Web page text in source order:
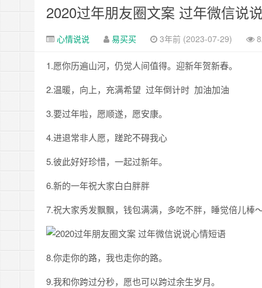
2020过年朋友圈文案 过年微信说
心情说说 易买买 3年前 (2023-07-29)
1.愿你历遍山河，仍觉人间值得。迎新年贺新春。
2.温暖，向上，充满希望 过年倒计时 加油加油
3.要过年啦，愿顺遂，愿安康。
4.进退常非人愿，蹉跎不碍我心
5.彼此好好珍惜，一起过新年。
6.新的一年祝大家白白胖胖
7.祝大家秀发飘飘，钱包满满，多吃不胖，睡觉倍儿棒
8.你走你的路，我也走你的路。
9.我和你跨过分秒，愿也可以跨过余生岁月。